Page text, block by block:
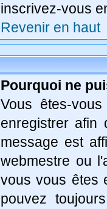
inscrivez-vous
Revenir en haut
Pourquoi ne
Vous êtes-
enregistrer afin
message est
webmestre ou
vous vous êtes
pouvez